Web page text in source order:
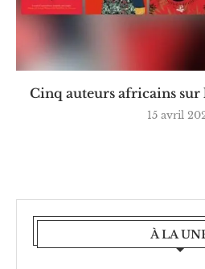
Cinq auteurs africains sur
15 avril
À LA